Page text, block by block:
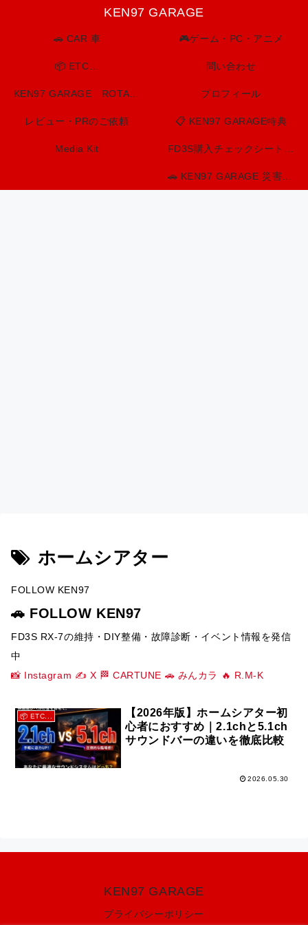
KEN97 GARAGE
🚗 CAR 車 🎮ゲーム・PC・アニメ
📦 ETC… 問い合わせ
プロフィール
レビュー・PRのご依頼 📋 KEN97 GARAGE特典
Media Kit
ホームシアター
FOLLOW KEN97
🚗 FOLLOW KEN97
FD3S RX-7の維持・DIY整備・故障診断・イベント情報を発信
中
📸 Instagram ✍️ X 🏁 CARTUNE 🚗 みんカラ 🔥 R.M-K
📦 ETC...
【2026年版】ホームシアター初
心者におすすめ｜2.1chと5.1ch
サウンドバーの違いを徹底比較
2026.05.30
KEN97 GARAGE
プライバシーポリシー